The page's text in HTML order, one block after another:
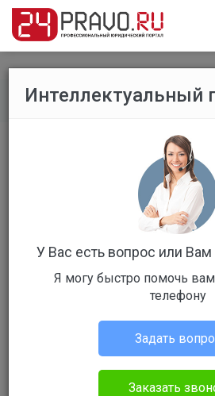
Все вопросы / Гражданское
Продление срока
земельного участка.
Вопрос уже
Ответов: 2
Гражданское право
У Вас есть вопрос или
Я могу быстро помочь
телефону
Задать
Заказать